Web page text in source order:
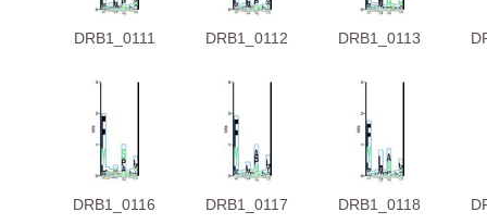
DRB1_0111 DRB1_0112 DRB1_0113
DRB1_0116 DRB1_0117 DRB1_0118